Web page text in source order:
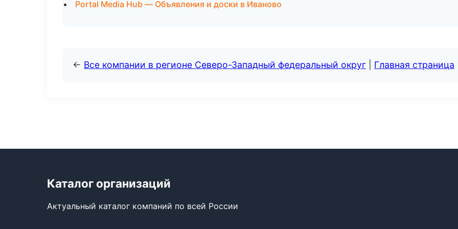
Portal Media Hub — Объявления и доски в Иваново
← Все компании в регионе Северо-Западный федеральный округ Главная страница
Каталог организаций
Актуальный каталог компаний по всей России